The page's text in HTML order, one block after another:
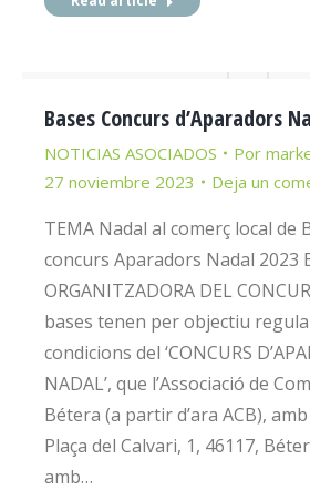
Bases Concurs d’Aparadors
NOTICIAS ASOCIADOS Por
27 noviembre 2023
Deja un
TEMA Nadal al comerç local de
concurs Aparadors Nadal 2023
ORGANITZADORA DEL
bases tenen per objectiu
condicions del ‘CONCURS
NADAL’, que l’Associació de
Bétera (a partir d’ara ACB),
Plaça del Calvari, 1, 46117,
amb…